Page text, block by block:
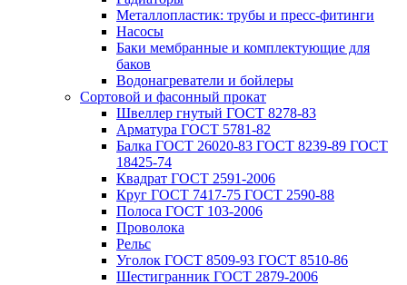
Металлопластик: трубы и пресс-фитинги
Насосы
Баки мембранные и комплектующие для
баков
Водонагреватели и бойлеры
Сортовой и фасонный прокат
Швеллер гнутый ГОСТ 8278-83
Арматура ГОСТ 5781-82
Балка ГОСТ 26020-83 ГОСТ 8239-89 ГОСТ
18425-74
Квадрат ГОСТ 2591-2006
Круг ГОСТ 7417-75 ГОСТ 2590-88
Полоса ГОСТ 103-2006
Проволока
Рельс
Уголок ГОСТ 8509-93 ГОСТ 8510-86
Шестигранник ГОСТ 2879-2006